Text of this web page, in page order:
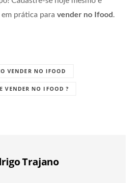
prática para vender no Ifood .
VENDER NO IFOOD
VENDER NO IFOOD ?
Trajano